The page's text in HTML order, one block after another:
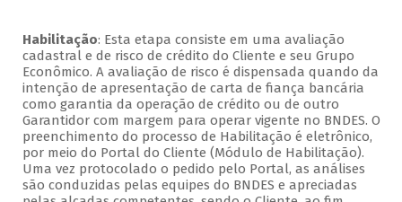
Habilitação: Esta etapa consiste em uma avaliação
cadastral e de risco de crédito do Cliente e seu Grupo
Econômico. A avaliação de risco é dispensada quando da
intenção de apresentação de carta de fiança bancária
como garantia da operação de crédito ou de outro
Garantidor com margem para operar vigente no BNDES. O
preenchimento do processo de Habilitação é eletrônico,
por meio do Portal do Cliente (Módulo de Habilitação).
Uma vez protocolado o pedido pelo Portal, as análises
são conduzidas pelas equipes do BNDES e apreciadas